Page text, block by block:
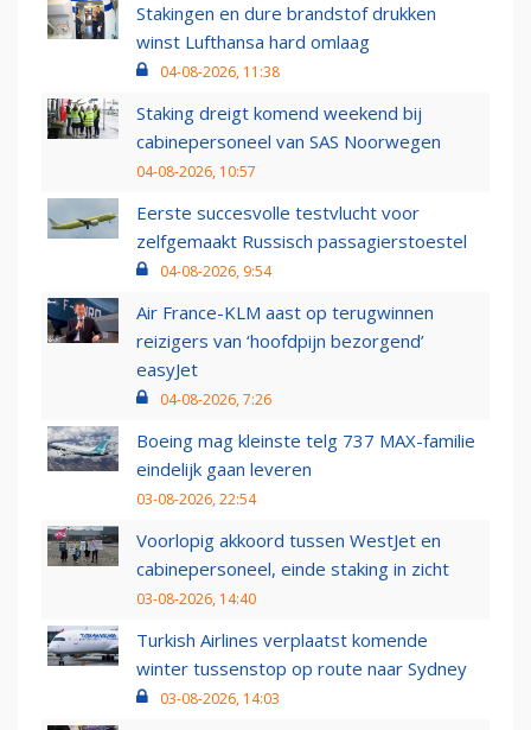
Stakingen en dure brandstof drukken
winst Lufthansa hard omlaag
04-08-2026, 11:38
Staking dreigt komend weekend bij
cabinepersoneel van SAS Noorwegen
04-08-2026, 10:57
Eerste succesvolle testvlucht voor
zelfgemaakt Russisch passagierstoestel
04-08-2026, 9:54
Air France-KLM aast op terugwinnen
reizigers van ‘hoofdpijn bezorgend’
easyJet
04-08-2026, 7:26
Boeing mag kleinste telg 737 MAX-familie
eindelijk gaan leveren
03-08-2026, 22:54
Voorlopig akkoord tussen WestJet en
cabinepersoneel, einde staking in zicht
03-08-2026, 14:40
Turkish Airlines verplaatst komende
winter tussenstop op route naar Sydney
03-08-2026, 14:03